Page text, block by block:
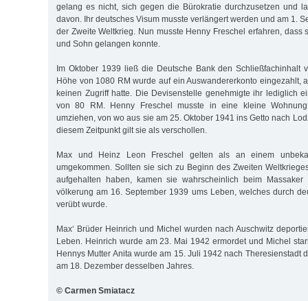
gelang es nicht, sich gegen die Bürokratie durchzusetzen und
davon. Ihr deutsches Visum musste verlängert werden und am 1.
der Zweite Weltkrieg. Nun musste Henny Freschel erfahren, dass
und Sohn gelangen konnte.
Im Oktober 1939 ließ die Deutsche Bank den Schließfachinhalt
Höhe von 1080 RM wurde auf ein Auswandererkonto eingezahlt,
keinen Zugriff hatte. Die Devisenstelle genehmigte ihr lediglich
von 80 RM. Henny Freschel musste in eine kleine
umziehen, von wo aus sie am 25. Oktober 1941 ins Getto nach
diesem Zeitpunkt gilt sie als verschollen.
Max und Heinz Leon Freschel gelten als an einem
umgekommen. Sollten sie sich zu Beginn des Zweiten
aufgehalten ha­ben, kamen sie wahrscheinlich beim
völkerung am 16. Sep­tember 1939 ums Leben, welches durch
verübt wurde.
Max‘ Brüder Heinrich und Michel wurden nach Auschwitz
Leben. Heinrich wurde am 23. Mai 1942 ermordet und Michel
Hennys Mut­ter Anita wurde am 15. Juli 1942 nach There­sien­stadt
am 18. Dezember desselben Jahres.
© Carmen Smiatacz